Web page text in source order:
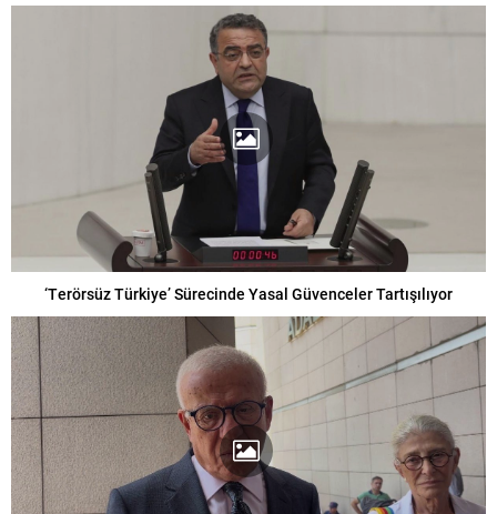
‘Terörsüz Türkiye’ Sürecinde Yasal Güvenceler Tartışılıyor